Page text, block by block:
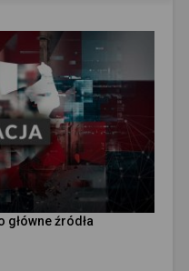
główne źródła